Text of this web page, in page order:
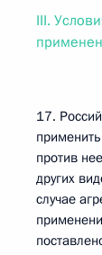
III.
17.
против
других
случае